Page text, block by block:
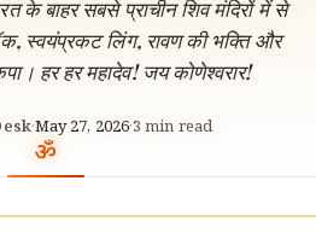
के बाहर सबसे प्राचीन शिव मंदिरों में से
स्वयंप्रकट लिंग, रावण की भक्ति और
हर हर महादेव! जय कोणेश्वरार!
·May 27, 2026·3 min read